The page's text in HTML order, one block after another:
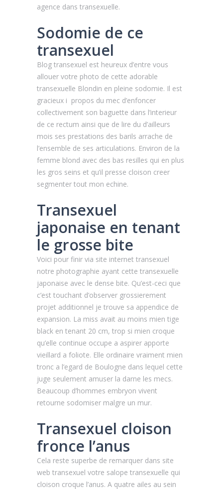
agence dans transexuelle.
Sodomie de ce
transexuel
Blog transexuel est heureux d’entre vous
allouer votre photo de cette adorable
transexuelle Blondin en pleine sodomie. Il est
gracieux i propos du mec d’enfoncer
collectivement son baguette dans l’interieur
de ce rectum ainsi que de lire du d’ailleurs
mois ses prestations des barils arrache de
l’ensemble de ses articulations. Environ de la
femme blond avec des bas resilles qui en plus
les gros seins et qu’il presse cloison creer
segmenter tout mon echine.
Transexuel
japonaise en tenant
le grosse bite
Voici pour finir via site internet transexuel
notre photographie ayant cette transexuelle
japonaise avec le dense bite. Qu’est-ceci que
c’est touchant d’observer grossierement
projet additionnel je trouve sa appendice de
expansion. La miss avait au moins mien tige
black en tenant 20 cm, trop si mien croque
qu’elle continue occupe a aspirer apporte
vieillard a foliote. Elle ordinaire vraiment mien
tronc a l’egard de Boulogne dans lequel cette
juge seulement amuser la darne les mecs.
Beaucoup d’hommes embryon vivent
retourne sodomiser malgre un mur.
Transexuel cloison
fronce l’anus
Cela reste superbe de remarquer dans site
web transexuel votre salope transexuelle qui
cloison croque l’anus. A quatre ailes au sein